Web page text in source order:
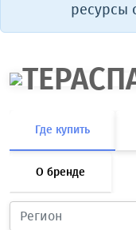
ресурсы
Где купить
О бренде